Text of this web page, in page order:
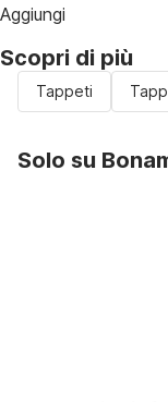
Aggiungi
Scopri di più
Tappeti
Solo su